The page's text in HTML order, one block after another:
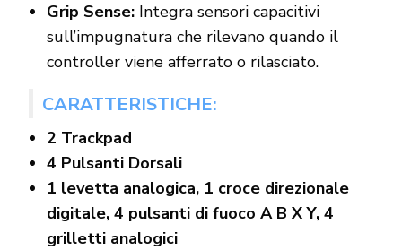
Grip Sense:Integra sensori capacitivi
sull’impugnatura che rilevano quando il
controller viene afferrato o rilasciato.
CARATTERISTICHE:
2 Trackpad
4 Pulsanti Dorsali
1 levetta analogica, 1 croce direzionale
digitale, 4 pulsanti di fuoco A B X Y, 4
grilletti analogici